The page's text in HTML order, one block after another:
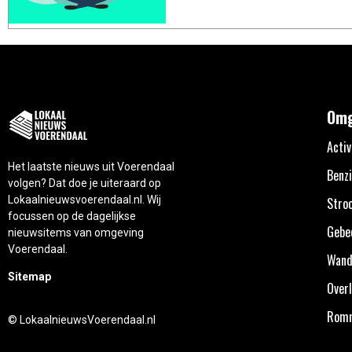
Het laatste nieuws uit Voerendaal
volgen? Dat doe je uiteraard op
Lokaalnieuwsvoerendaal.nl. Wij
focussen op de dagelijkse
nieuwsitems van omgeving
Voerendaal.
Sitemap
© LokaalnieuwsVoerendaal.nl